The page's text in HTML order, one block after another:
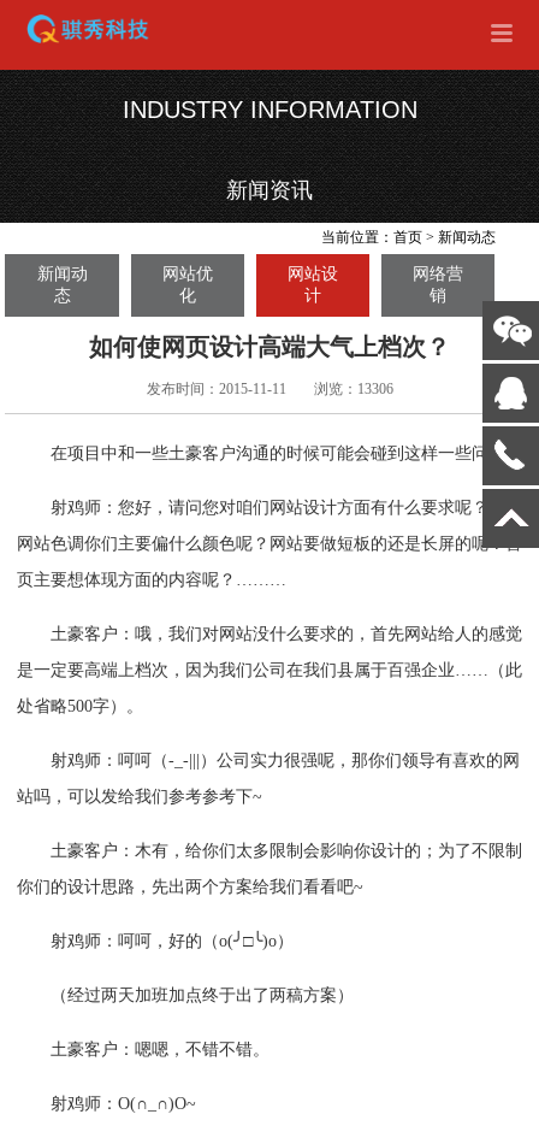
INDUSTRY INFORMATION
新闻资讯
当前位置：首页 >新闻动态
新闻动
态
网站优
化
网站设
计
网络营
销
如何使网页设计高端大气上档次？
发布时间：2015-11-11 浏览：13306
在项目中和一些土豪客户沟通的时候可能会碰到这样一些问题：
射鸡师：您好，请问您对咱们网站设计方面有什么要求呢？比如
网站色调你们主要偏什么颜色呢？网站要做短板的还是长屏的呢？首
页主要想体现方面的内容呢？………
土豪客户：哦，我们对网站没什么要求的，首先网站给人的感觉
是一定要高端上档次，因为我们公司在我们县属于百强企业……（此
处省略500字）。
射鸡师：呵呵（-_-|||）公司实力很强呢，那你们领导有喜欢的网
站吗，可以发给我们参考参考下~
土豪客户：木有，给你们太多限制会影响你设计的；为了不限制
你们的设计思路，先出两个方案给我们看看吧~
射鸡师：呵呵，好的（o(╯□╰)o）
（经过两天加班加点终于出了两稿方案）
土豪客户：嗯嗯，不错不错。
射鸡师：O(∩_∩)O~